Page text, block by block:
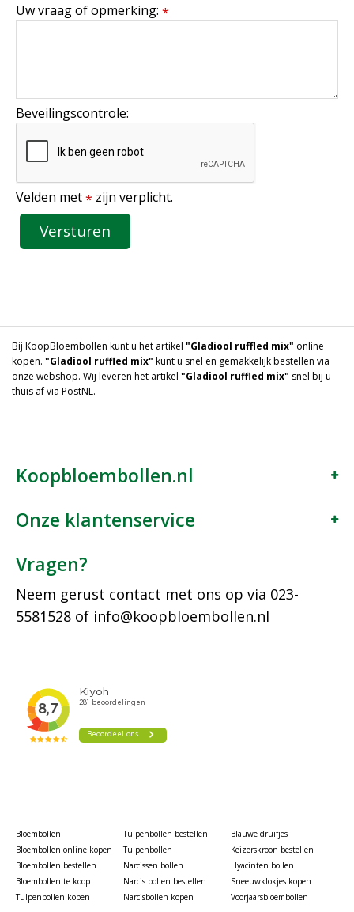
Uw vraag of opmerking: *
Beveilingscontrole:
Velden met* zijn verplicht.
Bij KoopBloembollen kunt u het artikel "Gladiool ruffled mix" online
kopen. "Gladiool ruffled mix" kunt u snel en gemakkelijk bestellen via
onze webshop. Wij leveren het artikel "Gladiool ruffled mix" snel bij u
thuis af via PostNL.
Koopbloembollen.nl
Onze klantenservice
Vragen?
Neem gerust contact met ons op via 023-
5581528 of info@koopbloembollen.nl
Bloembollen
Bloembollen online kopen
Bloembollen bestellen
Bloembollen te koop
Tulpenbollen kopen
Tulpenbollen bestellen
Tulpenbollen
Narcissen bollen
Narcis bollen bestellen
Narcisbollen kopen
Blauwe druifjes
Keizerskroon bestellen
Hyacinten bollen
Sneeuwklokjes kopen
Voorjaarsbloembollen